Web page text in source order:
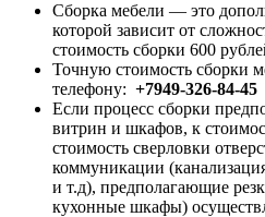
Сборка мебели — это
которой зависит от
стоимость сборки 600
Точную стоимость сборки
телефону: +7949-326-84-45
Если процесс сборки
витрин и шкафов, к
стоимость сверловки
коммуникации
и т.д), предполагающие
кухонные шкафы)